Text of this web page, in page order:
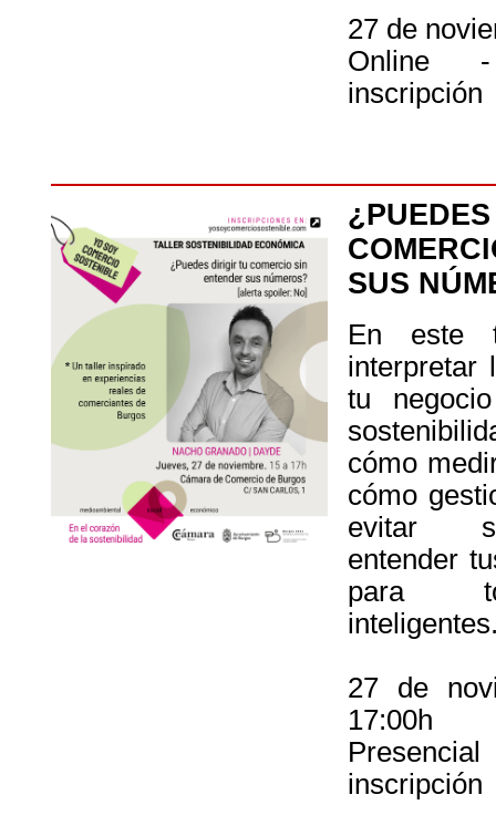
27 de
Online
inscripción
SUS
En este
interpretar
tu
cómo
cómo
evitar
entender
para
27 de
17:00h
inscripción